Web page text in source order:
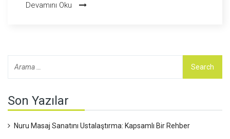
içerisinde fiziksel ve zihinsel rahatlama sağlayabilen
Devamını Oku
Son Yazılar
Nuru Masaj Sanatını Ustalaştırma: Kapsamlı Bir Rehber